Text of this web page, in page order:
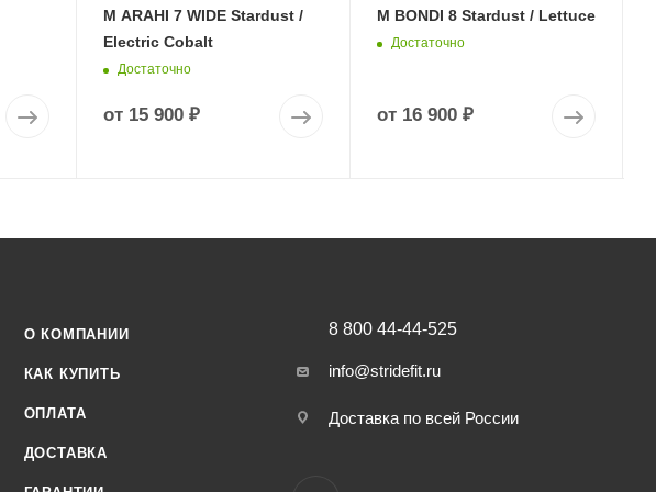
M ARAHI 7 WIDE Stardust /
Electric Cobalt
Достаточно
от 15 900 ₽
M BONDI 8 Stardust / Lettuce
Достаточно
от 16 900 ₽
О КОМПАНИИ
КАК КУПИТЬ
ОПЛАТА
ДОСТАВКА
8 800 44-44-525
info@stridefit.ru
Доставка по всей России